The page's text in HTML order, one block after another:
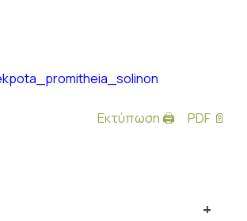
Εκτύπωση 🖨 PDF 📄
+